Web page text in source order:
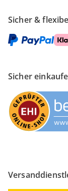
Sicher &
Sicher